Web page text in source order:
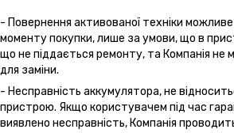
- Повернення активованої техніки можливе
моменту покупки, лише за умови, що в
що не піддається ремонту, та Компанія не
для заміни.
- Несправність аккумулятора, не
пристрою. Якщо користувачем під час
виявлено несправність, Компанія